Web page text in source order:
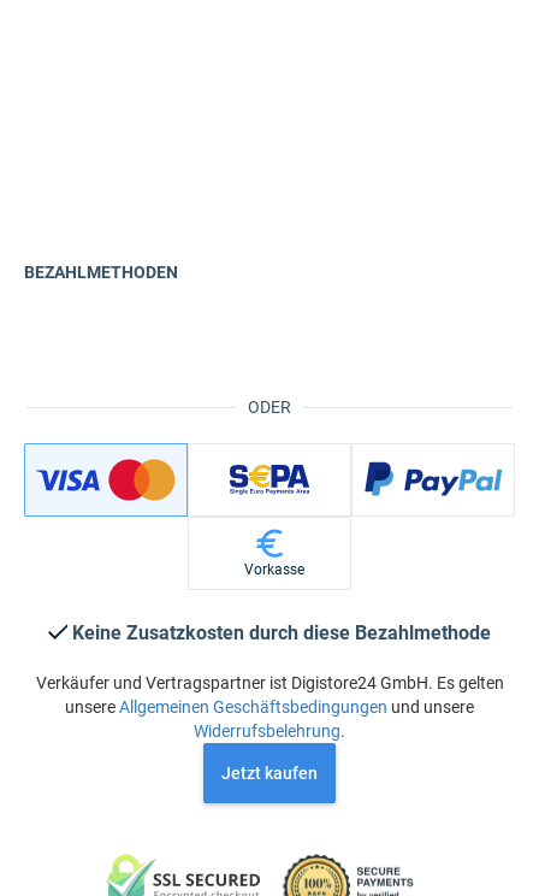
ODER
BEZAHLMETHODEN
Vorkasse
Keine Zusatzkosten durch diese Bezahlmethode
Verkäufer und Vertragspartner ist Digistore24 GmbH. Es gelten
unsereAllgemeinen Geschäftsbedingungen und unsere
Widerrufsbelehrung.
Jetzt kaufen